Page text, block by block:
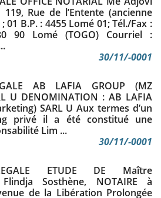
119, Rue de l’Entente (ancienne
; 01 B.P. : 4455 Lomé 01; Tél./Fax :
90 Lomé (TOGO) Courriel :
30/11/-0001
AB LAFIA GROUP (MZ
U DENOMINATION : AB LAFIA
SARL U Aux termes d’un
privé il a été constitué une
Lim ...
30/11/-0001
ETUDE DE Maître
Flindja Sosthène, NOTAIRE à
de la Libération Prolongée